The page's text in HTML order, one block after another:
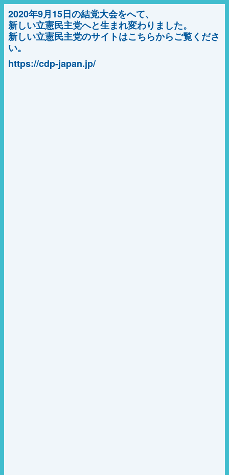
2020年9月15日の結党大会をへて、
新しい立憲民主党へと生まれ変わりました。
新しい立憲民主党のサイトはこちらからご覧くださ
い。
https://cdp-japan.jp/